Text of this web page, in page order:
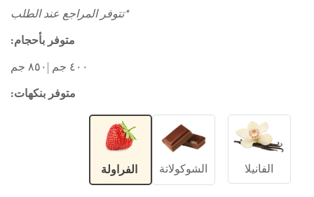
*تتوفر المراجع عند الطلب
متوفر بأحجام:
٤٠٠ جم |٨٥٠ جم
متوفر بنكهات:
الفانيلا الشوكولاتة الفراولة